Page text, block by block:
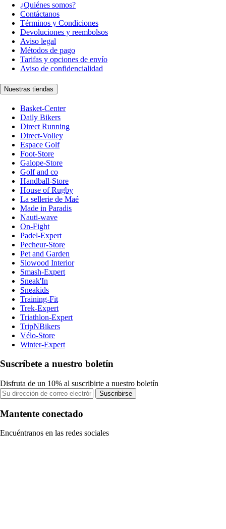
¿Quiénes somos?
Contáctanos
Términos y Condiciones
Devoluciones y reembolsos
Aviso legal
Métodos de pago
Tarifas y opciones de envío
Aviso de confidencialidad
Nuestras tiendas
Basket-Center
Daily Bikers
Direct Running
Direct-Volley
Espace Golf
Foot-Store
Galope-Store
Golf and co
Handball-Store
House of Rugby
La sellerie de Maé
Made in Paradis
Nauti-wave
On-Fight
Padel-Expert
Pecheur-Store
Pet and Garden
Slowood Interior
Smash-Expert
Sneak'In
Sneakids
Training-Fit
Trek-Expert
Triathlon-Expert
TripNBikers
Vélo-Store
Winter-Expert
Suscríbete a nuestro boletín
Disfruta de un 10% al suscribirte a nuestro boletín
Suscribirse
Mantente conectado
Encuéntranos en las redes sociales